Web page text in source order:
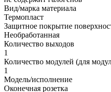
Вид/марка материала
Термопласт
Защитное покрытие
Необработанная
Количество выходов
1
Количество модулей (для
1
Модель/исполнение
Оконечная розетка